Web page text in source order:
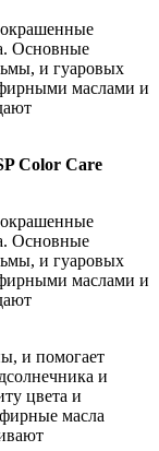
Основные
и гуаровых
маслами и
Color Care
Основные
и гуаровых
маслами и
и помогает
и
цвета и
масла